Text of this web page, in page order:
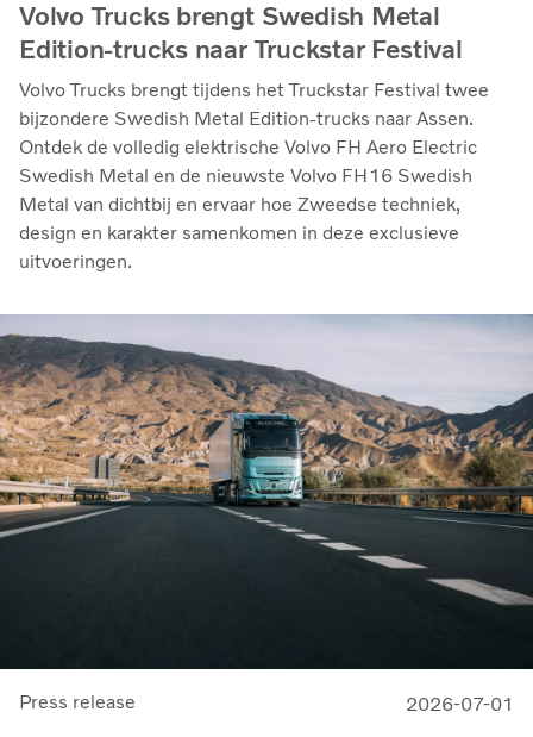
Volvo Trucks brengt Swedish Metal
Edition-trucks naar Truckstar Festival
Volvo Trucks brengt tijdens het Truckstar Festival twee
bijzondere Swedish Metal Edition-trucks naar Assen.
Ontdek de volledig elektrische Volvo FH Aero Electric
Swedish Metal en de nieuwste Volvo FH16 Swedish
Metal van dichtbij en ervaar hoe Zweedse techniek,
design en karakter samenkomen in deze exclusieve
uitvoeringen.
Press release 2026-07-01